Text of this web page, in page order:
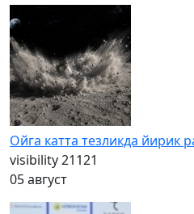
Ойга катта тезликда йирик
visibility21121
05 август